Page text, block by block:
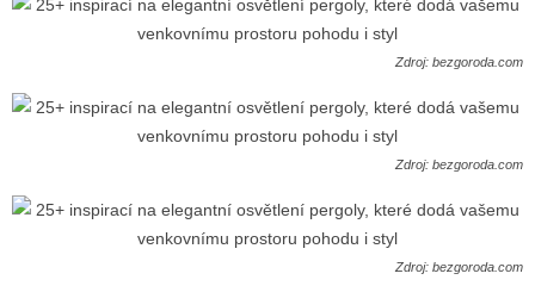
Zdroj: bezgoroda.com
Zdroj: bezgoroda.com
Zdroj: bezgoroda.com